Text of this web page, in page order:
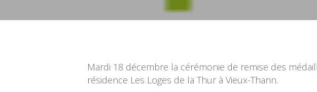
Mardi 18 décembre la cérémonie de remise des
résidence Les Loges de la Thur à Vieux-Thann.